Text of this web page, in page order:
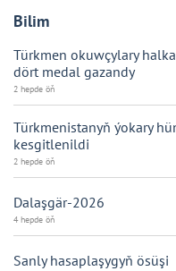
Bilim
Türkmen okuwçylary
dört medal gazandy
2 hepde öň
Türkmenistanyň ýokary
kesgitlenildi
2 hepde öň
Dalaşgär-2026
4 hepde öň
Sanly hasaplaşygyň ösüşi